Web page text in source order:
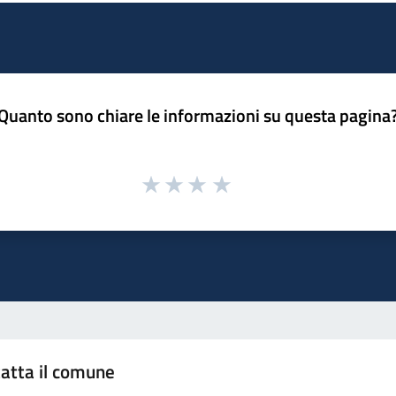
sono chiare le informazioni su questa
il comune